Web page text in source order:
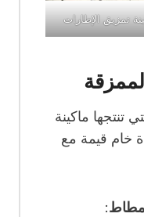
تمزيق الإطارات
تنتجها ماكينة
خام قيمة مع
: